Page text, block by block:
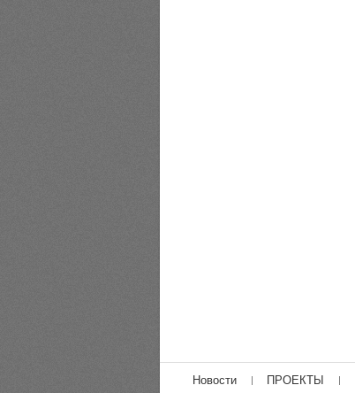
Новости ПРОЕКТЫ